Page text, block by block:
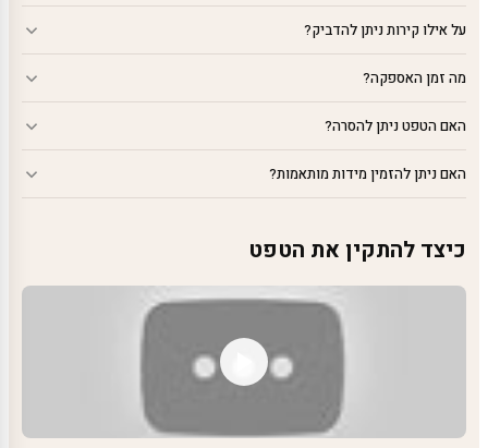
על אילו קירות ניתן להדביק?
מה זמן האספקה?
האם הטפט ניתן להסרה?
האם ניתן להזמין מידות מותאמות?
כיצד להתקין את הטפט